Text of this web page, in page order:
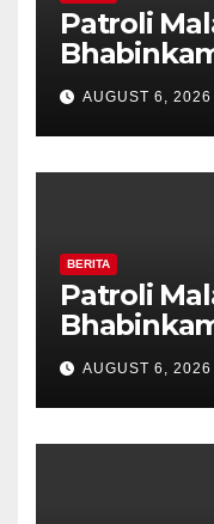
Patroli
Pilar
Perkuat
Diajak
AUGUST 6, 2026
BERITA
Patroli
Pilar
Perkuat
Diajak
AUGUST 6, 2026